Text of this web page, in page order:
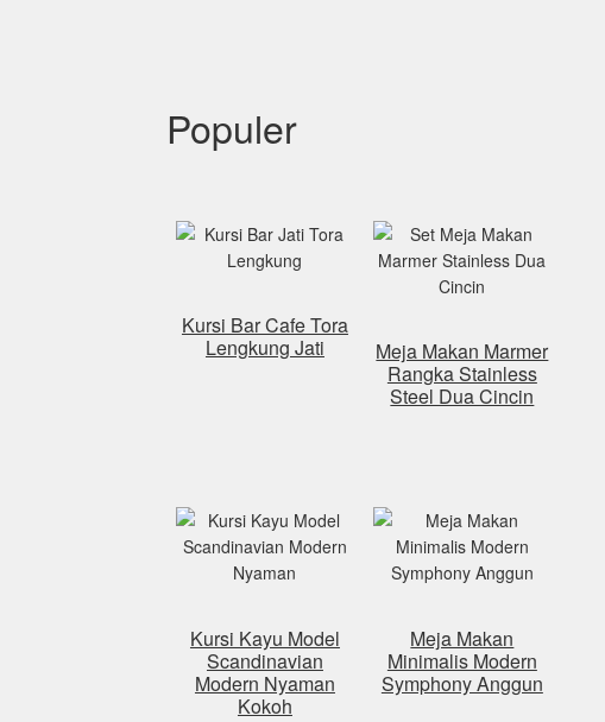
Populer
Kursi Bar Cafe Tora
Lengkung Jati
Meja Makan Marmer
Rangka Stainless
Steel Dua Cincin
Kursi Kayu Model
Scandinavian
Modern Nyaman
Kokoh
Meja Makan
Minimalis Modern
Symphony Anggun